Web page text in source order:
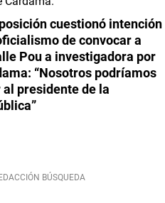
cuestionó intención
de convocar a
Pou a investigadora por
“Nosotros podríamos
presidente de la
BÚSQUEDA